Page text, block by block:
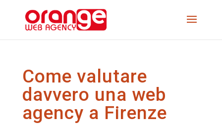
Come valutare
davvero una web
agency a Firenze